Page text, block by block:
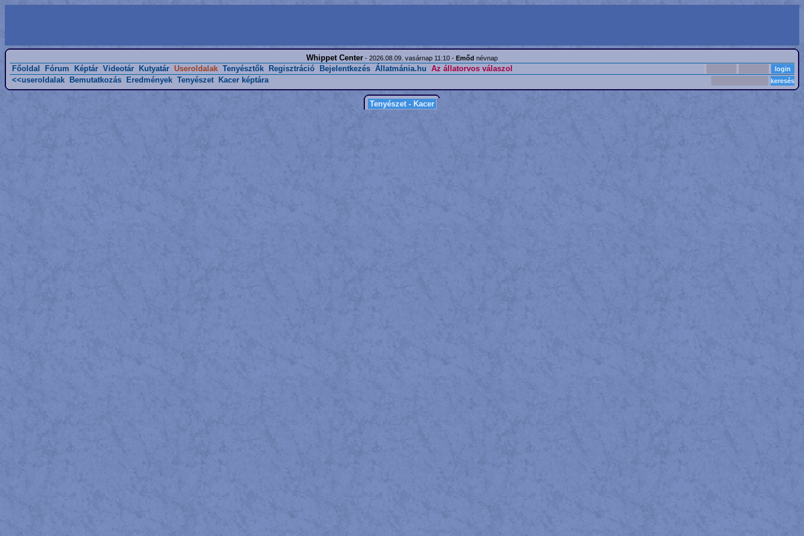
Whippet Center - 2026.08.09. vasárnap 11:10 - Emőd névnap
Főoldal Fórum Képtár Videotár Kutyatár Useroldalak Tenyésztők Regisztráció Bejelentkezés Állatmánia.hu Az állatorvos válaszol
<<useroldalak
Bemutatkozás Eredmények Tenyészet Kacer képtára
Tenyészet - Kacer